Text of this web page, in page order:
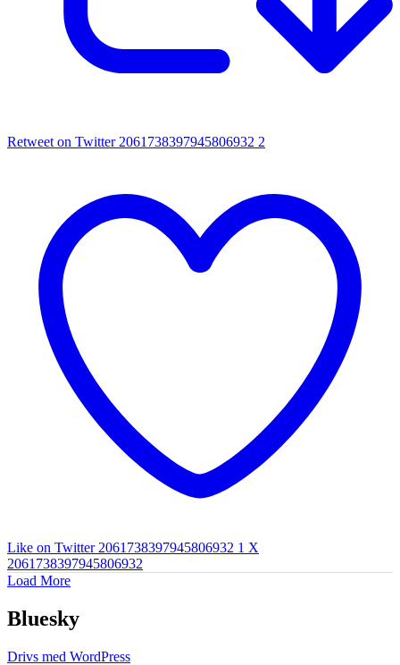
Retweet on Twitter 2061738397945806932 2
Like on Twitter 2061738397945806932 1 X
2061738397945806932
Load More
Bluesky
Drivs med WordPress